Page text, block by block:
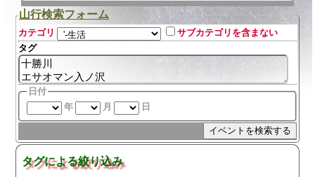
山行検索フォーム
カテゴリ
サブカテゴリを含まない
タグ
日付
年
月 日
タグによる絞り込み